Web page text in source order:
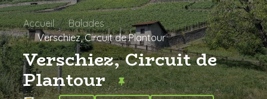
Accueil
Balades
Verschiez, Circuit de Plantour
Verschiez, Circuit de
Plantour